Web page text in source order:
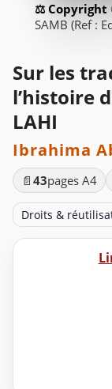
SAMB (Ref :
Sur les
l’histoire
LAHI
Ibrahima
📄 43pages A4
Droits &